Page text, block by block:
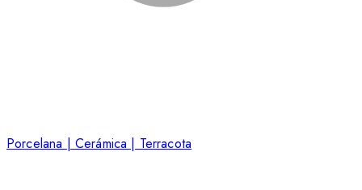
Porcelana | Cerámica | Terracota